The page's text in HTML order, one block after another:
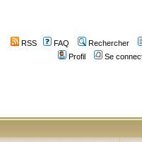
RSS FAQ
Rechercher
Profil
Se